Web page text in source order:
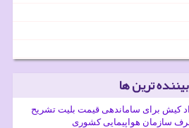
ترین ها
کیش برای ساماندهی قیمت بلیت تشریح
سازمان هواپیمایی کشوری